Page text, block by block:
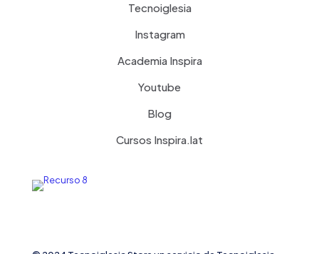
Tecnoiglesia
Instagram
Academia Inspira
Youtube
Blog
Cursos Inspira.lat